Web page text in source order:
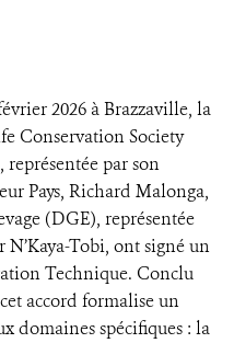
2026 à Brazzaville, la
Conservation Society
représentée par son
Pays, Richard Malonga,
(DGE), représentée
Tobi, ont signé un
Technique. Conclu
accord formalise un
domaines spécifiques : la